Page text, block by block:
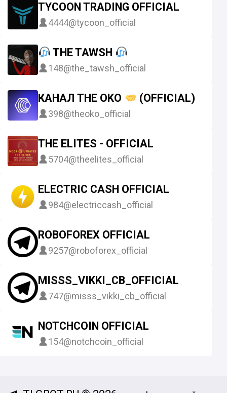
TYCOON TRADING OFFICIAL
4444@tycoon_official
THE TAWSH
148@the_tawsh_official
КАНАЛ THE OKO (OFFICIAL)
398@theoko_official
THE ELITES - OFFICIAL
5704@theelites_official
ELECTRIC CASH OFFICIAL
984@electriccash_official
ROBOFOREX OFFICIAL
9257@roboforex_official
MISSS_VIKKI_CB_OFFICIAL
747@misss_vikki_cb_official
NOTCHCOIN OFFICIAL
154@notchcoin_official